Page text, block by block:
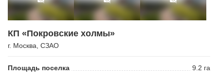
КП «Покровские холмы»
г. Москва СЗАО
Площадь поселка
9.2 га